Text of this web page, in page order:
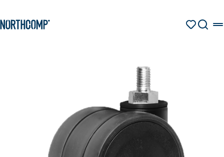
Zur Navigation springen
SUCHE
Sprache auswählen